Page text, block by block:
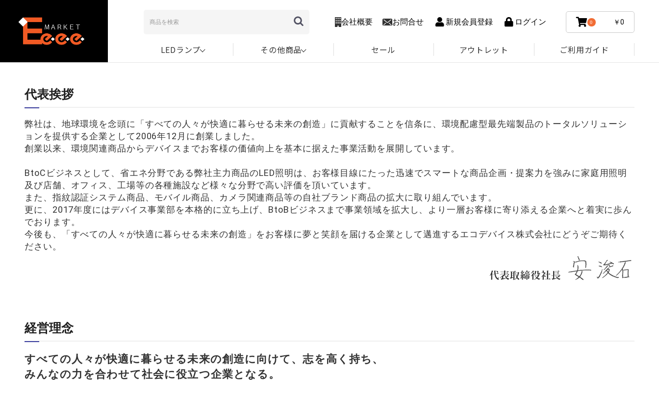
会社概要 お問合せ 新規会員登録 ログイン 0 ￥0
LEDランプ その他商品 セール アウトレット ご利用ガイド
代表挨拶
弊社は、地球環境を念頭に「すべての人々が快適に暮らせる未来の創造」に貢献することを信条に、環境配慮型最先端製品のトータルソリューシ
ョンを提供する企業として2006年12月に創業しました。
創業以来、環境関連商品からデバイスまでお客様の価値向上を基本に据えた事業活動を展開しています。
BtoCビジネスとして、省エネ分野である弊社主力商品のLED照明は、お客様目線にたった迅速でスマートな商品企画・提案力を強みに家庭用照明
及び店舗、オフィス、工場等の各種施設など様々な分野で高い評価を頂いています。
また、指紋認証システム商品、モバイル商品、カメラ関連商品等の自社ブランド商品の拡大に取り組んでいます。
更に、2017年度にはデバイス事業部を本格的に立ち上げ、BtoBビジネスまで事業領域を拡大し、より一層お客様に寄り添える企業へと着実に歩ん
でおります。
今後も、「すべての人々が快適に暮らせる未来の創造」をお客様に夢と笑顔を届ける企業として邁進するエコデバイス株式会社にどうぞご期待く
ださい。
経営理念
すべての人々が快適に暮らせる未来の創造に向けて、志を高く持ち、
みんなの力を合わせて社会に役立つ企業となる。